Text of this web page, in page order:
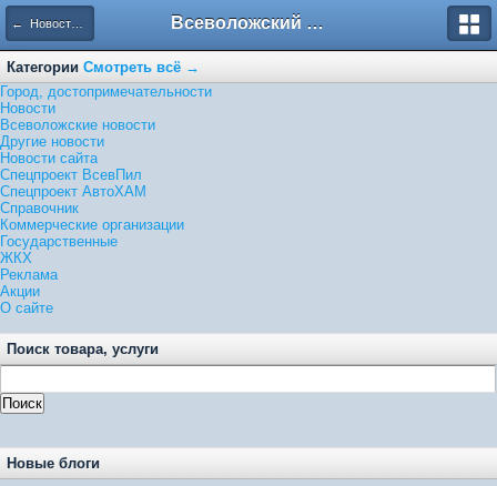
← Новости сайта Всеволожский форум
Категории Смотреть всё →
Город, достопримечательности
Новости
Всеволожские новости
Другие новости
Новости сайта
Спецпроект ВсевПил
Спецпроект АвтоХАМ
Справочник
Коммерческие организации
Государственные
ЖКХ
Реклама
Акции
О сайте
Поиск товара, услуги
Новые блоги